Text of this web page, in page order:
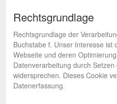
Rechtsgrundlage
Rechtsgrundlage der
Buchstabe f. Unser Interesse ist
Webseite und deren
Datenverarbeitung durch
widersprechen. Dieses Cookie
Datenerfassung.